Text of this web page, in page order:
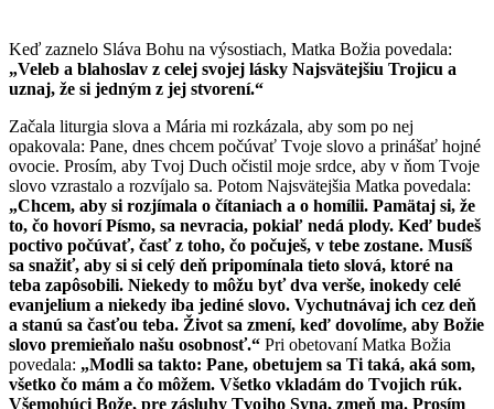
Keď zaznelo Sláva Bohu na výsostiach, Matka Božia povedala:
„Veleb a blahoslav z celej svojej lásky Najsvätejšiu Trojicu a
uznaj, že si jedným z jej stvorení.“
Začala liturgia slova a Mária mi rozkázala, aby som po nej
opakovala: Pane, dnes chcem počúvať Tvoje slovo a prinášať hojné
ovocie. Prosím, aby Tvoj Duch očistil moje srdce, aby v ňom Tvoje
slovo vzrastalo a rozvíjalo sa. Potom Najsvätejšia Matka povedala:
„Chcem, aby si rozjímala o čítaniach a o homílii. Pamätaj si, že
to, čo hovorí Písmo, sa nevracia, pokiaľ nedá plody. Keď budeš
poctivo počúvať, časť z toho, čo počuješ, v tebe zostane. Musíš
sa snažiť, aby si si celý deň pripomínala tieto slová, ktoré na
teba zapôsobili. Niekedy to môžu byť dva verše, inokedy celé
evanjelium a niekedy iba jediné slovo. Vychutnávaj ich cez deň
a stanú sa časťou teba. Život sa zmení, keď dovolíme, aby Božie
slovo premieňalo našu osobnosť.“ Pri obetovaní Matka Božia
povedala: „Modli sa takto: Pane, obetujem sa Ti taká, aká som,
všetko čo mám a čo môžem. Všetko vkladám do Tvojich rúk.
Všemohúci Bože, pre zásluhy Tvojho Syna, zmeň ma. Prosím